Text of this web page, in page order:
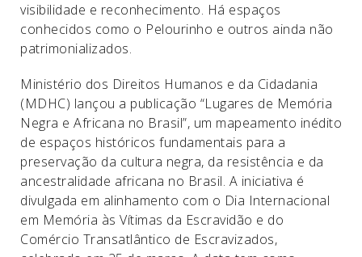
visibilidade e reconhecimento. Há espaços
conhecidos como o Pelourinho e outros ainda não
patrimonializados.
Ministério dos Direitos Humanos e da Cidadania
(MDHC) lançou a publicação “Lugares de Memória
Negra e Africana no Brasil”, um mapeamento inédito
de espaços históricos fundamentais para a
preservação da cultura negra, da resistência e da
ancestralidade africana no Brasil. A iniciativa é
divulgada em alinhamento com o Dia Internacional
em Memória às Vítimas da Escravidão e do
Comércio Transatlântico de Escravizados,